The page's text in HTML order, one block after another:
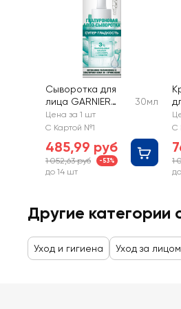
Сыворотка для
лица GARNIER
Супер гладкость
гиалуроновая
30мл
Цена за 1 шт
С Картой №1
485,99 руб
1 052,63 руб -53%
до 14 шт
с
С
1
Другие категории
Уход и гигиена Уход за лицом